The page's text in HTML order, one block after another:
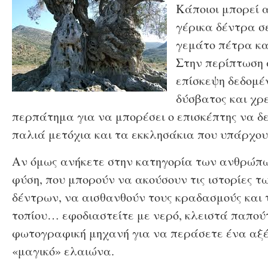
Κάποιοι μπορεί
γέρικα δέντρα
γεμάτο πέτρα
Στην περίπτωση
επίσκεψη
δύσβατος και
περπάτημα για να μπορέσει ο επισκέπτης να
παλιά μετόχια και τα εκκλησάκια που
Αν όμως ανήκετε στην κατηγορία των
φύση, που μπορούν να ακούσουν τις ιστορίες
δέντρων, να αισθανθούν τους κραδασμούς και
τοπίου… εφοδιαστείτε με νερό, κλειστά
φωτογραφική μηχανή για να περάσετε ένα
«μαγικό» ελαιώνα.